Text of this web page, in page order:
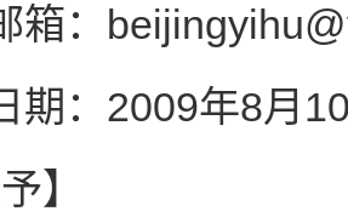
箱：
期：2009年8月
】